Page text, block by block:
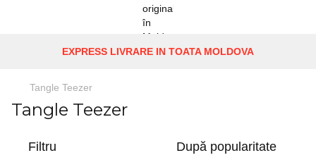
EXPRESS LIVRARE IN TOATA MOLDOVA
Tangle Teezer
Tangle Teezer
Filtru După popularitate